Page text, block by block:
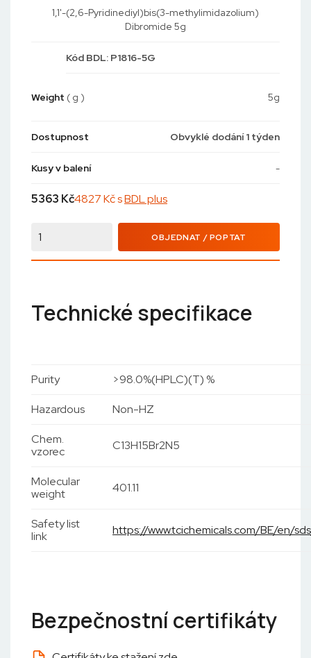
1,1'-(2,6-Pyridinediyl)bis(3-methylimidazolium)
Dibromide 5g
Kód BDL: P1816-5G
Weight ( g ) 5g
Dostupnost Obvyklé dodání 1 týden
Kusy v balení -
5363 Kč4827 Kč sBDL plus
OBJEDNAT / POPTAT
Technické specifikace
Purity >98.0%(HPLC)(T) %
Hazardous Non-HZ
Chem.
vzorec
C13H15Br2N5
Molecular
weight
401.11
Safety list
link
https://www.tcichemicals.com/BE/en/
Bezpečnostní certifikáty